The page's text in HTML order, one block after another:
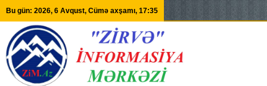
Bu gün: 2026, 6 Avqust, Cümə axşamı, 17:35